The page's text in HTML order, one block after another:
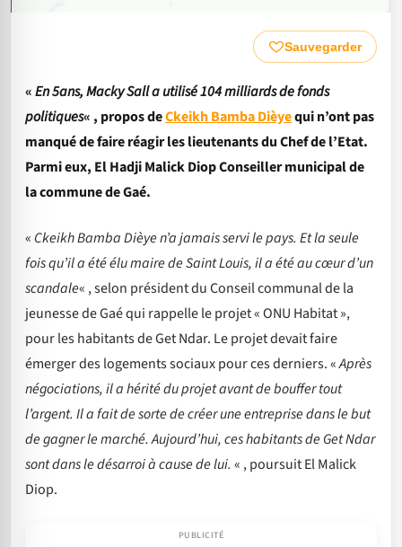
Sauvegarder
«En 5ans, Macky Sall a utilisé 104 milliards de fonds
politiques« , propos deCkeikh Bamba Dièyequi n’ont pas
manqué de faire réagir les lieutenants du Chef de l’Etat.
Parmi eux, El Hadji Malick Diop Conseiller municipal de
la commune de Gaé.
« Ckeikh Bamba Dièye n’a jamais servi le pays. Et la seule
fois qu’il a été élu maire de Saint Louis, il a été au cœur d’un
scandale« , selon président du Conseil communal de la
jeunesse de Gaé qui rappelle le projet « ONU Habitat »,
pour les habitants de Get Ndar. Le projet devait faire
émerger des logements sociaux pour ces derniers. «Après
négociations, il a hérité du projet avant de bouffer tout
l’argent. Il a fait de sorte de créer une entreprise dans le but
de gagner le marché. Aujourd’hui, ces habitants de Get Ndar
sont dans le désarroi à cause de lui. « , poursuit El Malick
Diop.